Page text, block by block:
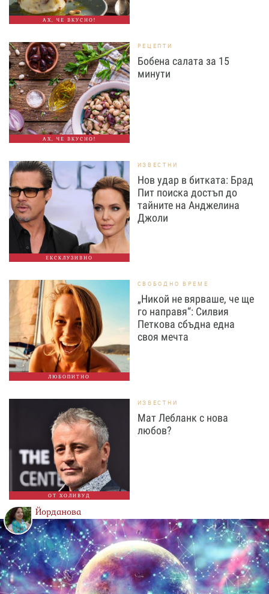
АХ, ЧЕ ВКУСНО!
АХ, ЧЕ ВКУСНО!
РЕЦЕПТИ
Бобена салата за 15
минути
ЕКСКЛУЗИВНО
ИЗВЕСТНИ
Нов удар в битката: Брад
Пит поиска достъп до
тайните на Анджелина
Джоли
ЛЮБОПИТНО
СВОБОДНО ВРЕМЕ
„Никой не вярваше, че ще
го направя“: Силвия
Петкова сбъдна една
своя мечта
ОТ ХОЛИВУД
ИЗВЕСТНИ
Мат Лебланк с нова
любов?
Йорданова